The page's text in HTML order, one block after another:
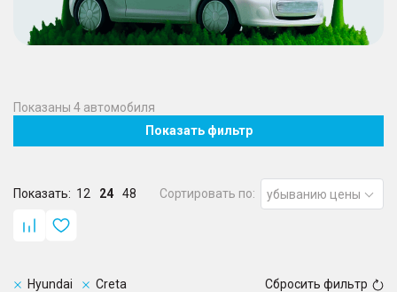
Показаны 4 автомобиля
Показать фильтр
Показать: 12 24 48 Сортировать по: убыванию цены
Hyundai Creta Сбросить фильтр